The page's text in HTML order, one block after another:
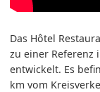
Das Hôtel
zu einer Referenz
entwickelt. Es
km vom